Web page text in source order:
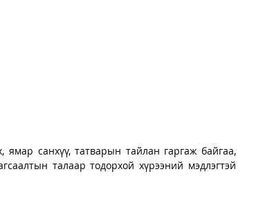
ямар санхүү, татварын тайлан гаргаж байгаа,
талаар тодорхой хүрээний мэдлэгтэй